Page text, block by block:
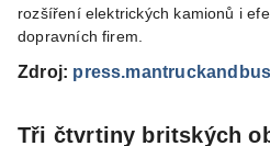
rozšíření elektrických kamionů i
dopravních firem.
Zdroj:
Tři čtvrtiny britských